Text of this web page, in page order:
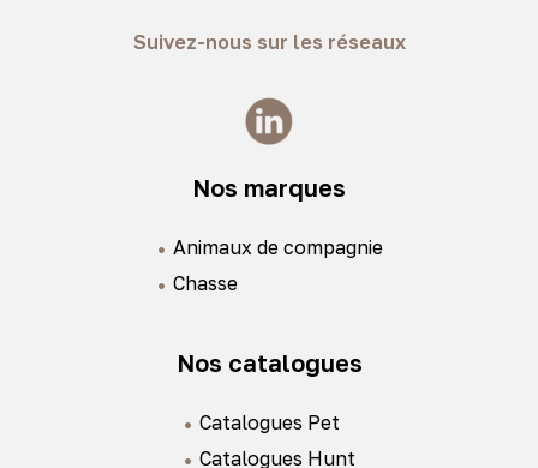
Suivez-nous sur les réseaux
Nos marques
Animaux de compagnie
Chasse
Nos catalogues
Catalogues Pet
Catalogues Hunt